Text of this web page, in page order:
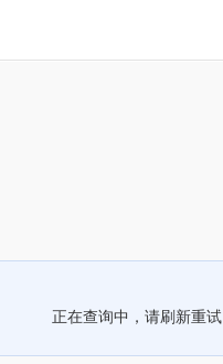
正在查询中，请刷新重试